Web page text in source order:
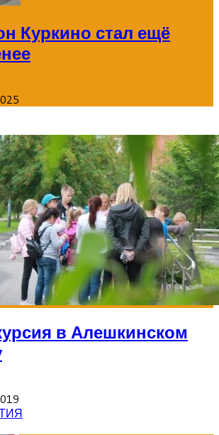
Куркино стал ещё
в Алешкинском